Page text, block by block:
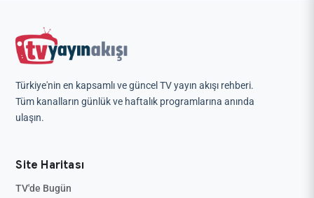
Türkiye'nin en kapsamlı ve güncel TV yayın akışı rehberi.
Tüm kanalların günlük ve haftalık programlarına anında
ulaşın.
Site Haritası
TV'de Bugün